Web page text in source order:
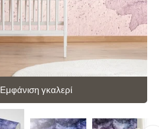
Εμφάνιση γκαλερί